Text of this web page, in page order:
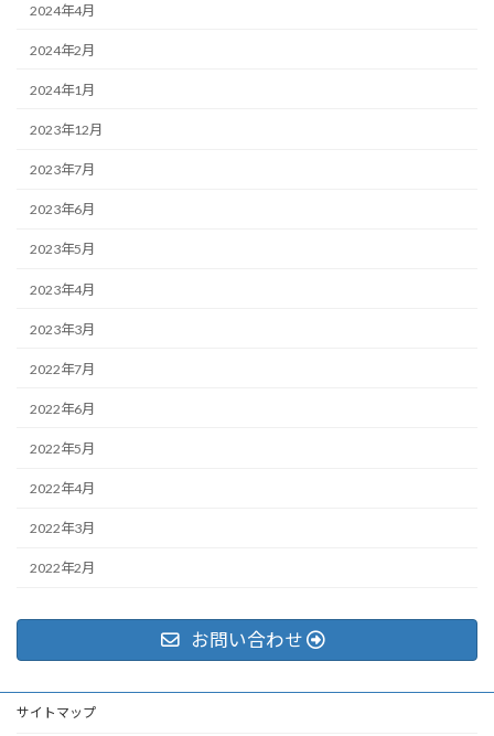
2024年4月
2024年2月
2024年1月
2023年12月
2023年7月
2023年6月
2023年5月
2023年4月
2023年3月
2022年7月
2022年6月
2022年5月
2022年4月
2022年3月
2022年2月
お問い合わせ
サイトマップ